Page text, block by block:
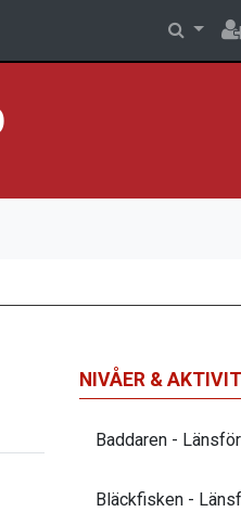
NIVÅER &
Baddaren -
Bläckfisken -